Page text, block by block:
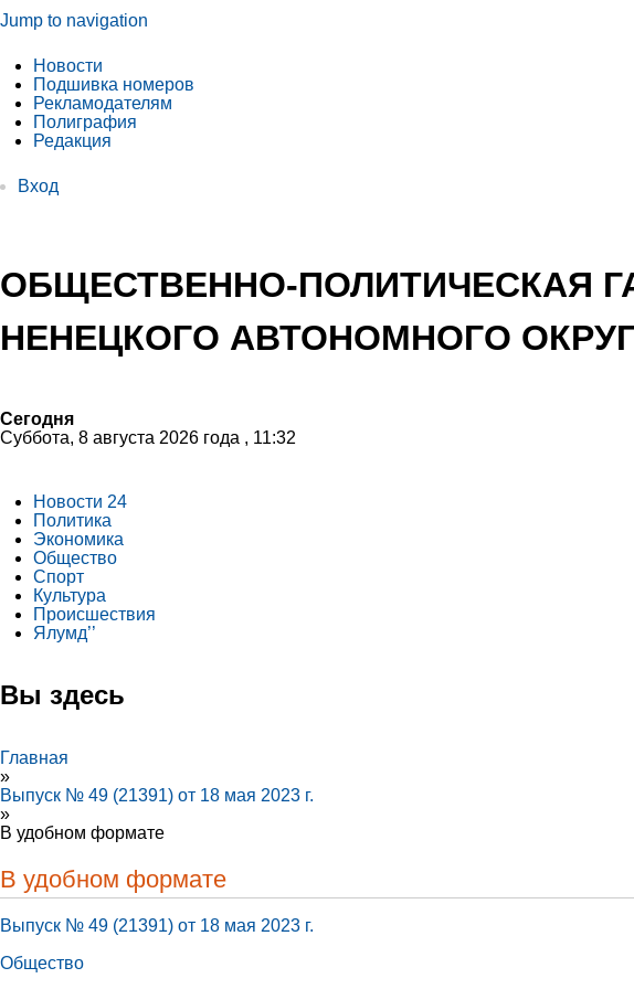
Jump to navigation
Новости
Подшивка номеров
Рекламодателям
Полиграфия
Редакция
Вход
ОБЩЕСТВЕННО-ПОЛИТИЧЕСКАЯ
НЕНЕЦКОГО АВТОНОМНОГО
Сегодня
Суббота, 8 августа 2026 года , 11:32
Новости 24
Политика
Экономика
Общество
Спорт
Культура
Происшествия
Ялумд’’
Вы здесь
Главная
»
Выпуск № 49 (21391) от 18 мая 2023 г.
»
В удобном формате
В удобном формате
Выпуск № 49 (21391) от 18 мая 2023 г.
Общество